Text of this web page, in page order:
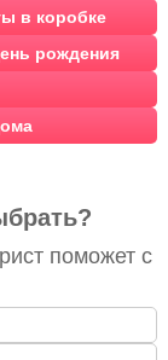
в коробке
рождения
поможет с